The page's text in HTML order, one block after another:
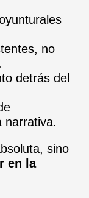
no
detrás del
narrativa.
sino
en la